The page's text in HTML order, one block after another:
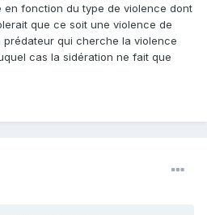
en fonction du type de violence dont
que ce soit une violence de
qui cherche la violence
cas la sidération ne fait que